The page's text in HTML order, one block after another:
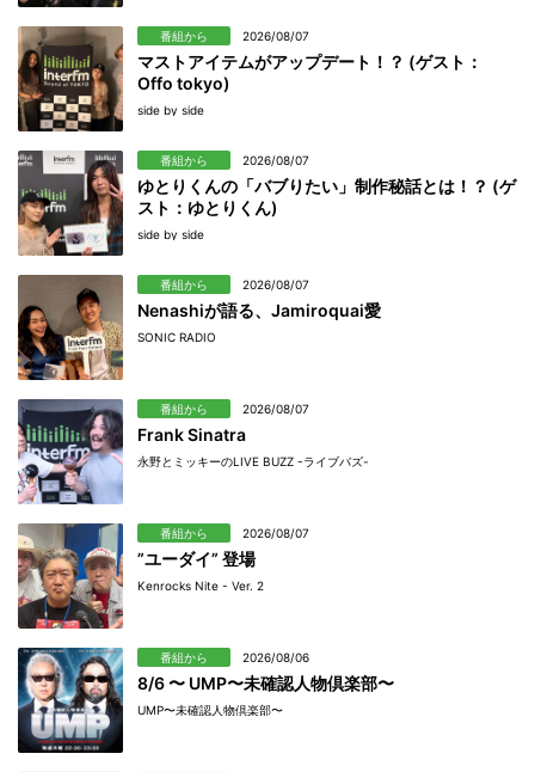
番組から 2026/08/07
マストアイテムがアップデート！？ (ゲスト：
Offo tokyo)
side by side
番組から 2026/08/07
ゆとりくんの「バブりたい」制作秘話とは！？ (ゲ
スト：ゆとりくん)
side by side
番組から 2026/08/07
Nenashiが語る、Jamiroquai愛
SONIC RADIO
番組から 2026/08/07
Frank Sinatra
永野とミッキーのLIVE BUZZ -ライブバズ-
番組から 2026/08/07
”ユーダイ” 登場
Kenrocks Nite - Ver. 2
番組から 2026/08/06
8/6 〜 UMP〜未確認人物倶楽部〜
UMP〜未確認人物倶楽部〜